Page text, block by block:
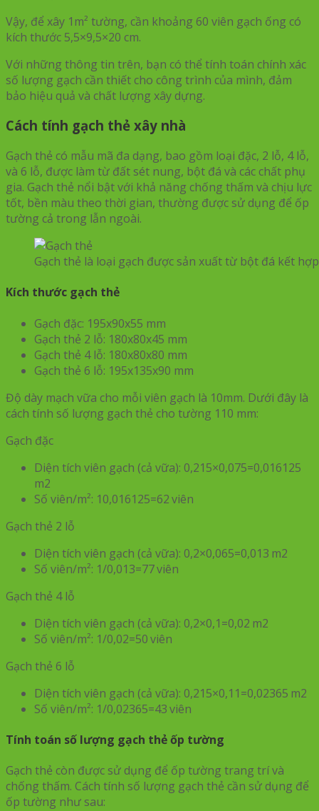
Vậy, để xây 1m² tường, cần khoảng 60 viên gạch ống có
kích thước 5,5×9,5×20 cm.
Với những thông tin trên, bạn có thể tính toán chính xác
số lượng gạch cần thiết cho công trình của mình, đảm
bảo hiệu quả và chất lượng xây dựng.
Cách tính gạch thẻ xây nhà
Gạch thẻ có mẫu mã đa dạng, bao gồm loại đặc, 2 lỗ, 4 lỗ,
và 6 lỗ, được làm từ đất sét nung, bột đá và các chất phụ
gia. Gạch thẻ nổi bật với khả năng chống thấm và chịu lực
tốt, bền màu theo thời gian, thường được sử dụng để ốp
tường cả trong lẫn ngoài.
Gạch thẻ là loại gạch được sản xuất từ bột đá kết
Kích thước gạch thẻ
Gạch đặc: 195x90x55 mm
Gạch thẻ 2 lỗ: 180x80x45 mm
Gạch thẻ 4 lỗ: 180x80x80 mm
Gạch thẻ 6 lỗ: 195x135x90 mm
Độ dày mạch vữa cho mỗi viên gạch là 10mm. Dưới đây là
cách tính số lượng gạch thẻ cho tường 110 mm:
Gạch đặc
Diện tích viên gạch (cả vữa): 0,215×0,075=0,016125
m2
Số viên/m²: 10,016125=62 viên
Gạch thẻ 2 lỗ
Diện tích viên gạch (cả vữa): 0,2×0,065=0,013 m2
Số viên/m²: 1/0,013=77 viên
Gạch thẻ 4 lỗ
Diện tích viên gạch (cả vữa): 0,2×0,1=0,02 m2
Số viên/m²: 1/0,02=50 viên
Gạch thẻ 6 lỗ
Diện tích viên gạch (cả vữa): 0,215×0,11=0,02365 m2
Số viên/m²: 1/0,02365=43 viên
Tính toán số lượng gạch thẻ ốp tường
Gạch thẻ còn được sử dụng để ốp tường trang trí và
chống thấm. Cách tính số lượng gạch thẻ cần sử dụng để
ốp tường như sau: